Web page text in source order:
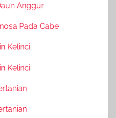
Anggur
Pada Cabe
Kelinci
Kelinci